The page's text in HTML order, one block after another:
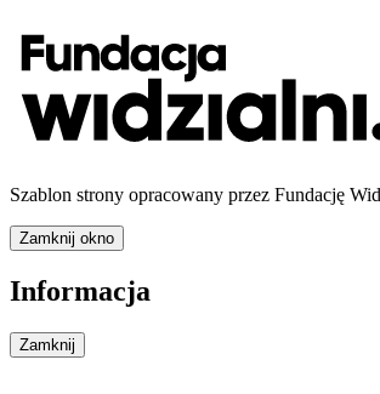
Szablon strony opracowany przez Fundację
Zamknij okno
Informacja
Zamknij